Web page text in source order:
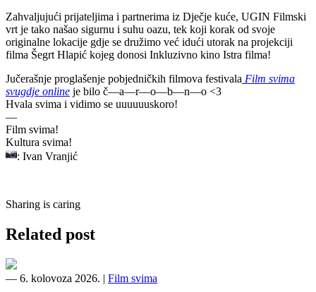
Zahvaljujući prijateljima i partnerima iz Dječje kuće, UGIN Filmski
vrt je tako našao sigurnu i suhu oazu, tek koji korak od svoje
originalne lokacije gdje se družimo već idući utorak na projekciji
filma Šegrt Hlapić kojeg donosi Inkluzivno kino Istra filma!
Jučerašnje proglašenje pobjedničkih filmova festivala Film svima
svugdje online je bilo č—a—r—o—b—n—o <3
Hvala svima i vidimo se uuuuuuskoro!
—
Film svima!
Kultura svima!
: Ivan Vranjić
Sharing is caring
Related post
― 6. kolovoza 2026. | Film svima